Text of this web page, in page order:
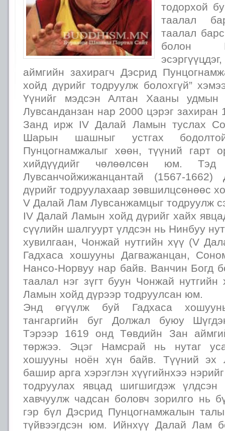
тодорхой
таалал
таалал
болон
аймгийн захирагч Дэсрид
хойд дүрийг тодруулж болохгүй”
Үүнийг мэдсэн Алтан Хааны удмын
Лувсанданзан нар 2000 цэрэг
Занд ирж IV Далай Ламын туслах
Шарын шашныг устгах
Пунцогнамжалыг хөөн, түүний
хийдүүдийг чөлөөлсөн юм.
Лувсанчойжижанцантай (1567-
дүрийг тодруулахаар зөвшилцсөнөөс
V Далай Лам Лувсанжамцыг тодруулж
IV Далай Ламын хойд дүрийг хайх
сүүлийн шалгуурт үлдсэн нь Нинбуу
хувилгаан, Чонжай нутгийн хүү (V
Гадхаса хошууны Дагважанцан,
Нансо-Норвуу нар байв. Ванчин Богд
таалал нэг зүгт буун Чонжай
Ламын хойд дүрээр тодруулсан юм.
Энд өгүүлж буй Гадхаса
тангаргийн буг Должал буюу
Тэрээр 1619 онд Төвдийн Зан
төржээ. Эцэг Намсрай нь нутаг
хошууны ноён хүн байв. Түүний эх
башир арга хэрэглэн хүүгийнхээ
тодруулах явцад шигшигдэж үлдсэн
хавчуулж чадсан боловч зорилго нь
гэр бүл Дэсрид Пунцогнамжалын
түйвээгдсэн юм. Ийнхүү Далай Лам